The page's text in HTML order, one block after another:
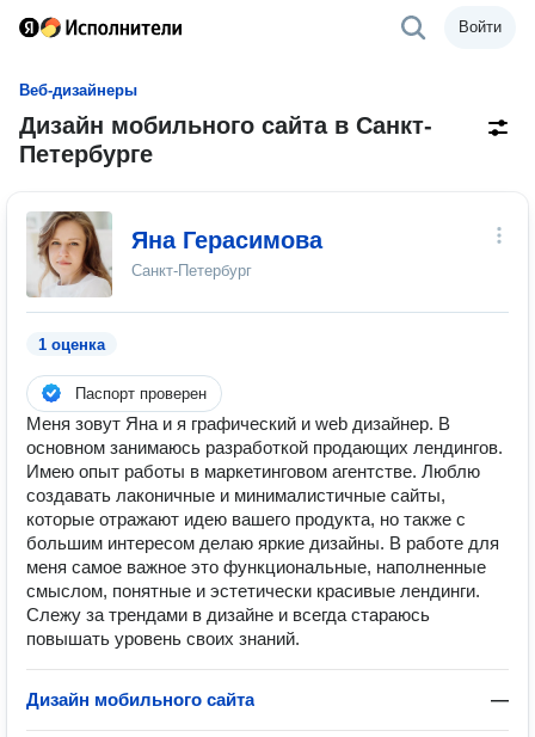
Войти
Веб-дизайнеры
Дизайн мобильного сайта в Санкт-
Петербурге
Яна Герасимова
Санкт-Петербург
1 оценка
Паспорт проверен
Меня зовут Яна и я графический и web дизайнер. В
основном занимаюсь разработкой продающих лендингов.
Имею опыт работы в маркетинговом агентстве. Люблю
создавать лаконичные и минималистичные сайты,
которые отражают идею вашего продукта, но также с
большим интересом делаю яркие дизайны. В работе для
меня самое важное это функциональные, наполненные
смыслом, понятные и эстетически красивые лендинги.
Слежу за трендами в дизайне и всегда стараюсь
повышать уровень своих знаний.
Дизайн мобильного сайта —